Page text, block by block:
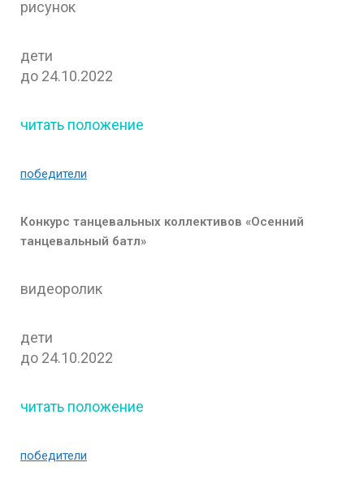
рисунок
дети
до 24.10.2022
читать положение
победители
Конкурс танцевальных коллективов «Осенний
танцевальный батл»
видеоролик
дети
до 24.10.2022
читать положение
победители